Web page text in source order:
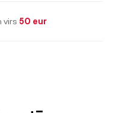
virs 50 eur